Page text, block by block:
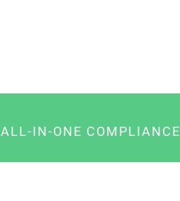
ALL-IN-ONE COMPLIANCE